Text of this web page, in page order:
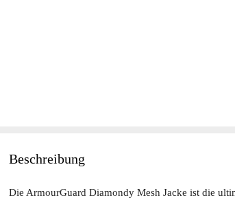
Beschreibung
Die ArmourGuard Diamondy Mesh Jacke ist die